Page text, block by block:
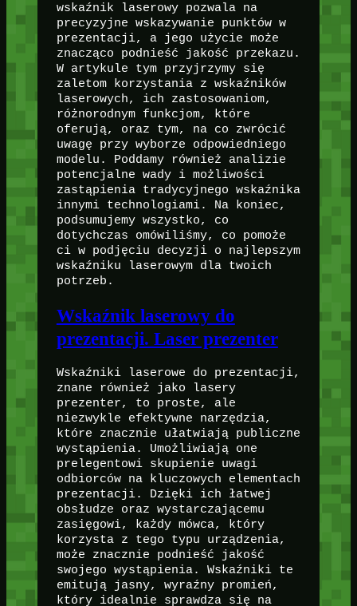
wskaźnik laserowy pozwala na
precyzyjne wskazywanie punktów w
prezentacji, a jego użycie może
znacząco podnieść jakość przekazu.
W artykule tym przyjrzymy się
zaletom korzystania z wskaźników
laserowych, ich zastosowaniom,
różnorodnym funkcjom, które
oferują, oraz tym, na co zwrócić
uwagę przy wyborze odpowiedniego
modelu. Poddamy również analizie
potencjalne wady i możliwości
zastąpienia tradycyjnego wskaźnika
innymi technologiami. Na koniec,
podsumujemy wszystko, co
dotychczas omówiliśmy, co pomoże
ci w podjęciu decyzji o najlepszym
wskaźniku laserowym dla twoich
potrzeb.
Wskaźnik laserowy do
prezentacji. Laser prezenter
Wskaźniki laserowe do prezentacji,
znane również jako lasery
prezenter, to proste, ale
niezwykle efektywne narzędzia,
które znacznie ułatwiają publiczne
wystąpienia. Umożliwiają one
prelegentowi skupienie uwagi
odbiorców na kluczowych elementach
prezentacji. Dzięki ich łatwej
obsłudze oraz wystarczającemu
zasięgowi, każdy mówca, który
korzysta z tego typu urządzenia,
może znacznie podnieść jakość
swojego wystąpienia. Wskaźniki te
emitują jasny, wyraźny promień,
który idealnie sprawdza się na